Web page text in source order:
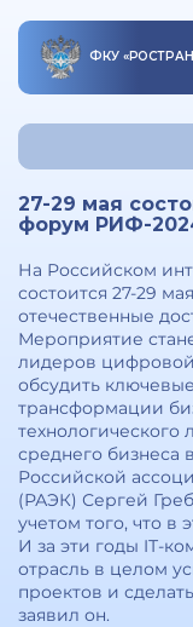
ФКУ «
27-29 мая
форум РИФ-
На Российском
состоится 27-29
отечественные
Мероприятие
лидеров
обсудить
трансформации
среднего бизнеса
Российской
(РАЭК) Сергей
учетом того, что в
И за эти годы IТ-
отрасль в целом
проектов и
заявил он.